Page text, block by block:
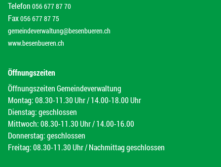
Telefon 056 677 87 70
Fax056 677 87 75
gemeindeverwaltung@besenbueren.ch
www.besenbueren.ch
Öffnungszeiten
Öffnungszeiten Gemeindeverwaltung
Montag: 08.30-11.30 Uhr / 14.00-18.00 Uhr
Dienstag: geschlossen
Mittwoch: 08.30-11.30 Uhr / 14.00-16.00
Donnerstag: geschlossen
Freitag: 08.30-11.30 Uhr / Nachmittag geschlossen